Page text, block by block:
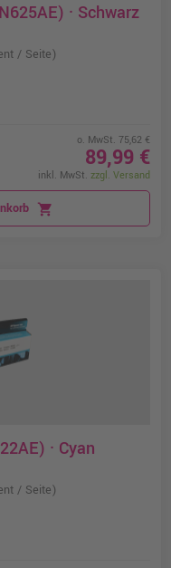
· Schwarz
/ Seite)
o. MwSt. 75,62 €
89,99 €
inkl. MwSt. zzgl. Versand
shopping_cart
· Cyan
/ Seite)